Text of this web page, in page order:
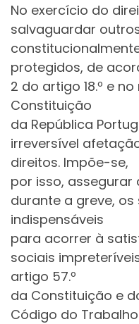
No exercício do
salvaguardar
protegidos, de
2 do artigo 18.º e
Constituição
da República
irreversível
direitos. Impõe-se,
por isso, assegurar
durante a greve,
indispensáveis
para acorrer à
sociais
artigo 57.º
da Constituição e
Código do